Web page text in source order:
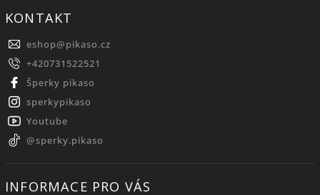
KONTAKT
eshop@pikaso.cz
+420731522521
Šperky pikaso
sperkypikaso
Youtube
@sperky.pikaso
INFORMACE PRO VÁS